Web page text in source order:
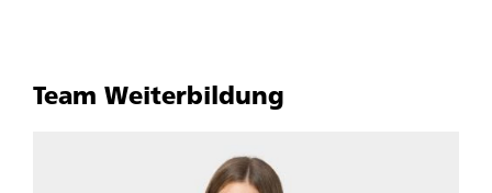
Team Weiterbildung